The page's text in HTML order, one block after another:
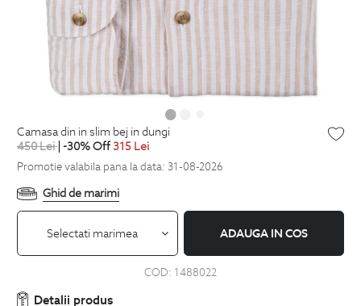
camasa din in slim bej in dungi
450Lei| -30% Off315 Lei
Promotie valabila pana la data: 31-08-2026
Ghid de marimi
Selectati marimea ADAUGA IN COS
COD: 1488022
Detalii produs